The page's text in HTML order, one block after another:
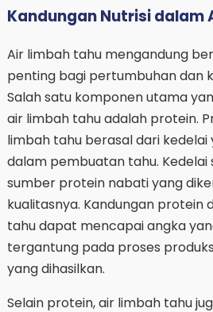
Kandungan Nutrisi dalam
Air limbah tahu mengandung
penting bagi pertumbuhan dan
Salah satu komponen utama
air limbah tahu adalah protein.
limbah tahu berasal dari kedelai
dalam pembuatan tahu. Kedelai
sumber protein nabati yang
kualitasnya. Kandungan protein
tahu dapat mencapai angka
tergantung pada proses
yang dihasilkan.
Selain protein, air limbah tahu